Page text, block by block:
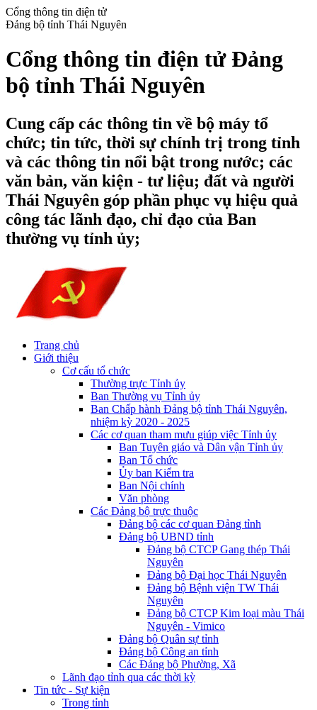
Cổng thông tin điện tử
Đảng bộ tỉnh Thái Nguyên
Cổng thông tin điện tử Đảng
bộ tỉnh Thái Nguyên
Cung cấp các thông tin về bộ máy tổ
chức; tin tức, thời sự chính trị trong tỉnh
và các thông tin nổi bật trong nước; các
văn bản, văn kiện - tư liệu; đất và người
Thái Nguyên góp phần phục vụ hiệu quả
công tác lãnh đạo, chỉ đạo của Ban
thường vụ tỉnh ủy;
Trang chủ
Giới thiệu
Cơ cấu tổ chức
Thường trực Tỉnh ủy
Ban Thường vụ Tỉnh ủy
Ban Chấp hành Đảng bộ tỉnh Thái Nguyên,
nhiệm kỳ 2020 - 2025
Các cơ quan tham mưu giúp việc Tỉnh ủy
Ban Tuyên giáo và Dân vận Tỉnh ủy
Ban Tổ chức
Ủy ban Kiểm tra
Ban Nội chính
Văn phòng
Các Đảng bộ trực thuộc
Đảng bộ các cơ quan Đảng tỉnh
Đảng bộ UBND tỉnh
Đảng bộ CTCP Gang thép Thái
Nguyên
Đảng bộ Đại học Thái Nguyên
Đảng bộ Bệnh viện TW Thái
Nguyên
Đảng bộ CTCP Kim loại màu Thái
Nguyên - Vimico
Đảng bộ Quân sự tỉnh
Đảng bộ Công an tỉnh
Các Đảng bộ Phường, Xã
Lãnh đạo tỉnh qua các thời kỳ
Tin tức - Sự kiện
Trong tỉnh